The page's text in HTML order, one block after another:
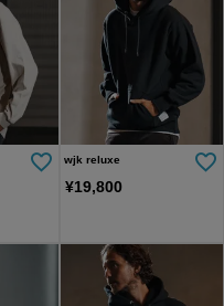
wjk reluxe
¥19,800